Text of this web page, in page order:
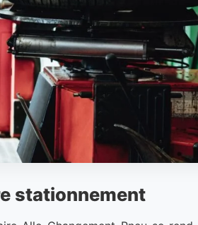
stationnement